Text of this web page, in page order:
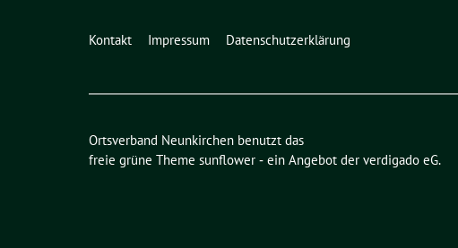
Kontakt Impressum Datenschutzerklärung
Ortsverband Neunkirchen benutzt das
freie grüne Theme sunflower ‐ ein Angebot der verdigado eG.